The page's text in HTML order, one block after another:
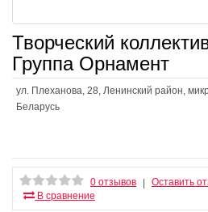
Творческий
Группа Орнамент
ул. Плеханова, 28, Ленинский район,
Беларусь
0 отзывов Оставить
В сравнение